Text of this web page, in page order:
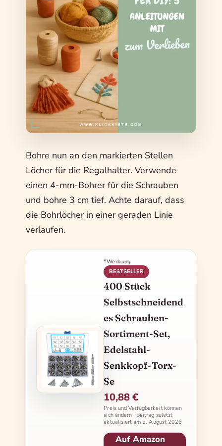
Bohre nun an den markierten Stellen
Löcher für die Regalhalter. Verwende
einen 4-mm-Bohrer für die Schrauben
und bohre 3 cm tief. Achte darauf, dass
die Bohrlöcher in einer geraden Linie
verlaufen.
*Werbung
BESTSELLER
400 Stück
Selbstschneidend
es Schrauben-
Sortiment-Set,
Edelstahl-
Senkkopf-Torx-
Se
10,88 €
Preis und Verfügbarkeit können
sich ändern · Beitrag zuletzt
aktualisiert am 5. August 2026
Auf Amazon